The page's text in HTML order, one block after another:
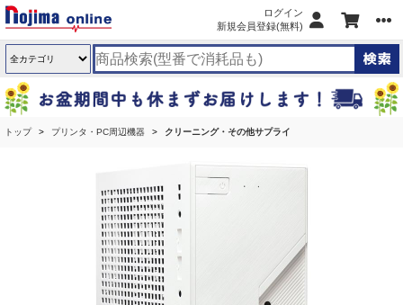
ログイン
新規会員登録(無料)
トップ プリンタ・PC周辺機器 クリーニング・その他サプライ